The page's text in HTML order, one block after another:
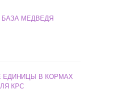
МЕДВЕДЯ
В КОРМАХ
КРС